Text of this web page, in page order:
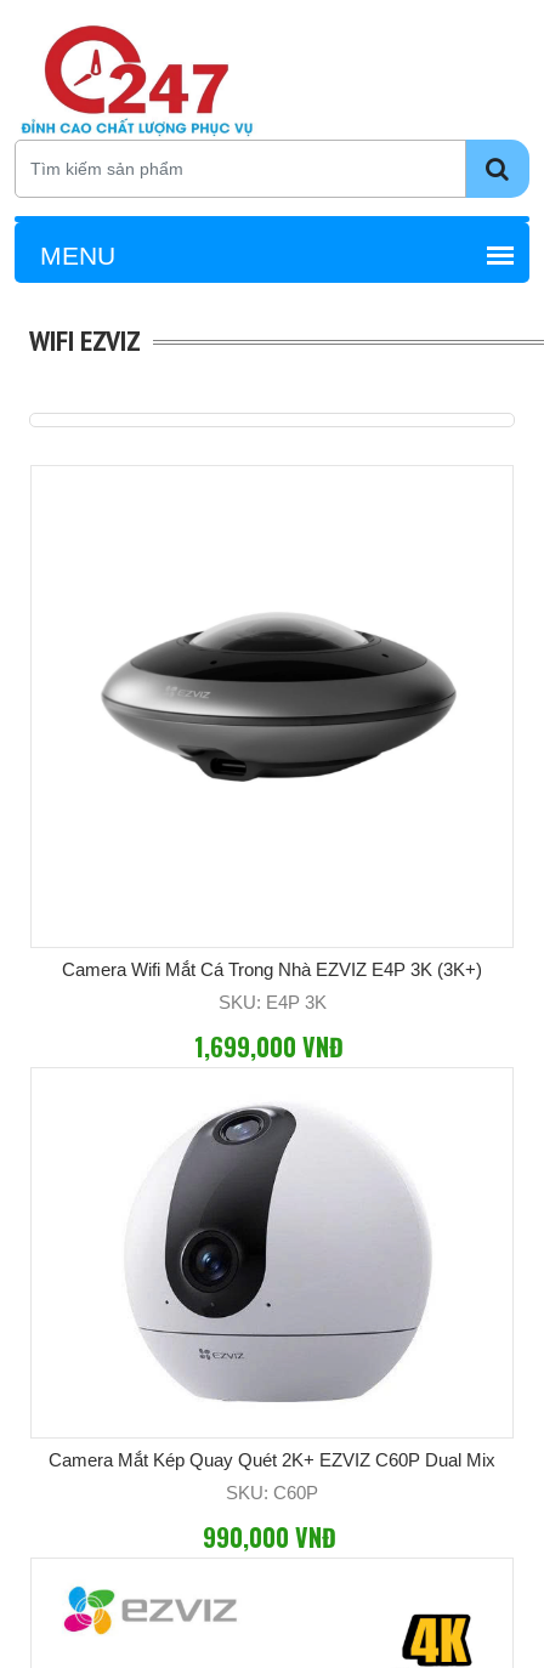
WIFI EZVIZ
Camera Wifi Mắt Cá Trong Nhà EZVIZ E4P 3K (3K+)
SKU: E4P 3K
1,699,000 VNĐ
Camera Mắt Kép Quay Quét 2K+ EZVIZ C60P Dual Mix
SKU: C60P
990,000 VNĐ